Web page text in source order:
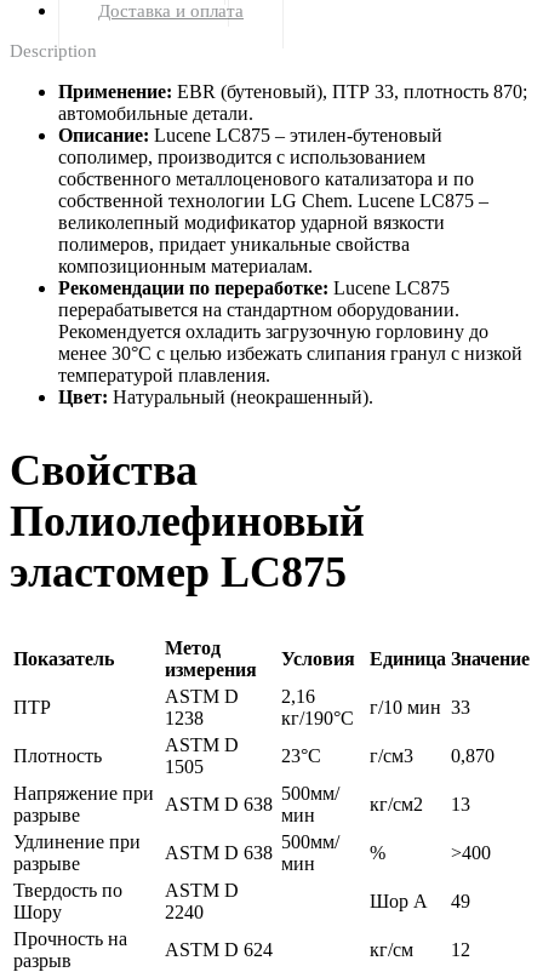
Доставка и оплата
Description
Применение: EBR (бутеновый), ПТР 33, плотность 870;
автомобильные детали.
Описание: Lucene LC875 – этилен-бутеновый
сополимер, производится с использованием
собственного металлоценового катализатора и по
собственной технологии LG Chem. Lucene LC875 –
великолепный модификатор ударной вязкости
полимеров, придает уникальные свойства
композиционным материалам.
Рекомендации по переработке: Lucene LC875
перерабатывется на стандартном оборудовании.
Рекомендуется охладить загрузочную горловину до
менее 30°C с целью избежать слипания гранул с низкой
температурой плавления.
Цвет: Натуральный (неокрашенный).
Свойства
Полиолефиновый
эластомер LC875
Показатель
Метод
измерения
Условия Единица Значение
ПТР
ASTM D
1238
2,16
кг/190°С
г/10 мин 33
Плотность
ASTM D
1505
23°C г/см3
0,870
Напряжение при
разрыве
ASTM D 638
500мм/
мин
кг/см2
13
Удлинение при
разрыве
ASTM D 638
500мм/
мин
%
>400
Твердость по
Шору
ASTM D
2240
Шор A
49
Прочность на
разрыв
ASTM D 624 кг/см
12